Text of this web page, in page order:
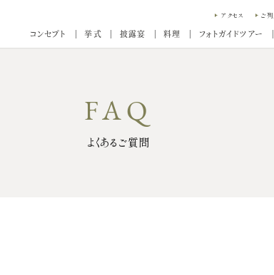
アクセス ご
コンセプト 挙式 披露宴 料理 フォトガイドツアー
よくあるご質問